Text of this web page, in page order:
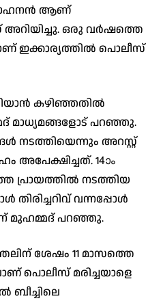
മോഹനന്‍ ആണ്
അറിയിച്ചു. ഒരു വര്‍ഷത്തെ
ഇക്കാര്യത്തില്‍ പൊലീസ്
കഴിഞ്ഞതില്‍
മാധ്യമങ്ങളോട് പറഞ്ഞു.
നടത്തിയെന്നും അറസ്റ്റ്
അപേക്ഷിച്ചത്. 14ാം
പ്രായത്തില്‍ നടത്തിയ
വന്നപ്പോള്‍
മുഹമ്മദ് പറഞ്ഞു.
ശേഷം 11 മാസത്തെ
പൊലീസ് മരിച്ചയാളെ